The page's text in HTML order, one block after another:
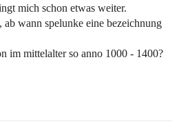
mich schon etwas weiter.
wann spelunke eine bezeichnung
im mittelalter so anno 1000 - 1400?